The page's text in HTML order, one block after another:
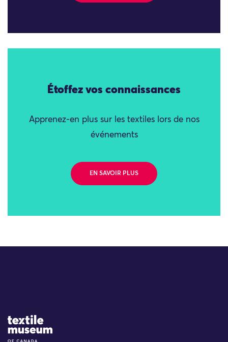
Étoffez vos connaissances
Apprenez-en plus sur les textiles lors de nos
événements
EN SAVOIR PLUS
Site Logo